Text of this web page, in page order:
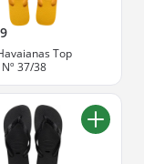
Top
37/38